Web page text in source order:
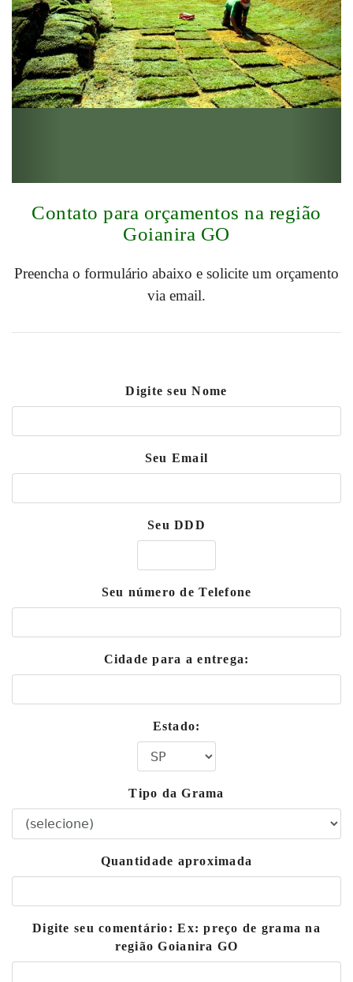
Contato para orçamentos na região
Goianira GO
Preencha o formulário abaixo e solicite um orçamento
via email.
Digite seu Nome
Seu Email
Seu DDD
Seu número de Telefone
Cidade para a entrega:
Estado:
Tipo da Grama
Quantidade aproximada
Digite seu comentário: Ex: preço de grama na
região Goianira GO